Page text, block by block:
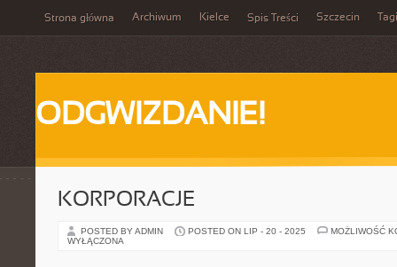
Strona główna Archiwum Kielce Spis Treści Szczecin Tagi
ODGWIZDANIE!
KORPORACJE
POSTED BY ADMIN POSTED ON LIP - 20 - 2025
MOŻLIWOŚĆ
WYŁĄCZONA